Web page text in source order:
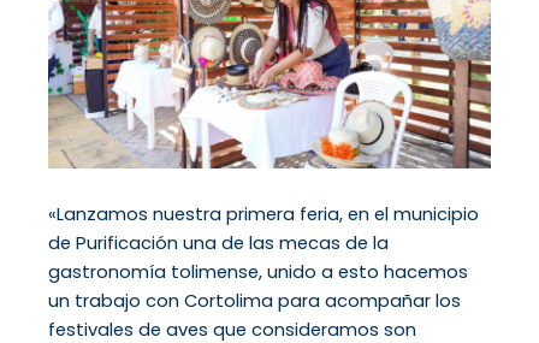
«Lanzamos nuestra primera feria, en el municipio
de Purificación una de las mecas de la
gastronomía tolimense, unido a esto hacemos
un trabajo con Cortolima para acompañar los
festivales de aves que consideramos son